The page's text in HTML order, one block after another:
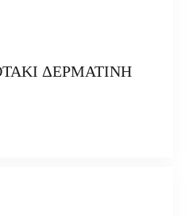
ΔΕΡΜΑΤΙΝΗ